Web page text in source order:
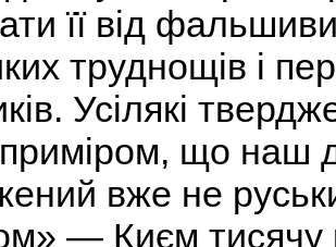
її від
труднощів і
Усілякі
що наш
вже не
— Києм тисячу